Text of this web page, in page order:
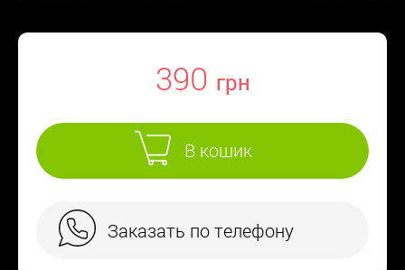
390
В кошик
Заказать по телефону